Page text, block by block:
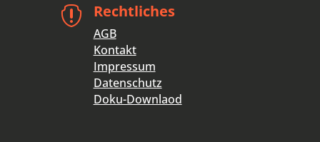
 Rechtliches
AGB
Kontakt
Impressum
Datenschutz
Doku-Downlaod